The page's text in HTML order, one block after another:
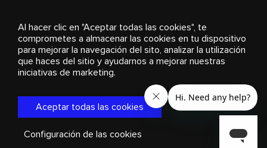
Publicidad Transmisión y distribución
Productos de
consumo
Soluciones empresariales Radio
Sobre
nosotros
© 2018-2025 Stingray Group Inc. Todos los derechos
reservados. STINGRAY®, STINGRAY® MUSIC y otras marcas y
logos son marcas comerciales de Stingray Group en Canadá,
condiciones
Al hacer clic en "Aceptar todas las cookies", te
comprometes a almacenar las cookies en tu dispositivo
para mejorar la navegación del sito, analizar la utilización
que haces del sitio y ayudarnos a mejorar nuestras
iniciativas de marketing.
Aceptar todas las cookies
Configuración de las cookies